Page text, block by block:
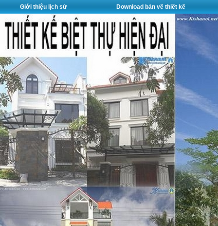
Giới thiệu lịch sử Download bản vẽ thiết kế